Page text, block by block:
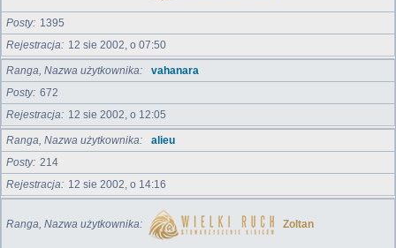
Posty
1395
Rejestracja
12 sie 2002, o 07:50
Ranga, Nazwa użytkownika
vahanara
Posty 672
Rejestracja
12 sie 2002, o 12:05
Ranga, Nazwa użytkownika
alieu
Posty 214
Rejestracja
12 sie 2002, o 14:16
Ranga, Nazwa użytkownika Zoltan